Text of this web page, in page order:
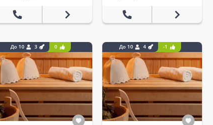
До 10 3 0 До 10 4 -1